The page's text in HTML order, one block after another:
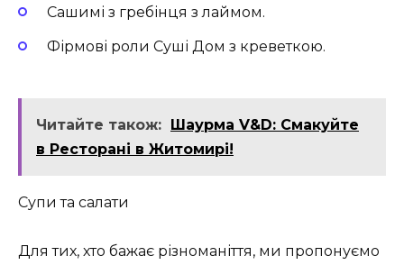
Сашимі з гребінця з лаймом.
Фірмові роли Суші Дом з креветкою.
Читайте також: Шаурма V&D: Смакуйте
в Ресторані в Житомирі!
Супи та салати
Для тих, хто бажає різноманіття, ми пропонуємо